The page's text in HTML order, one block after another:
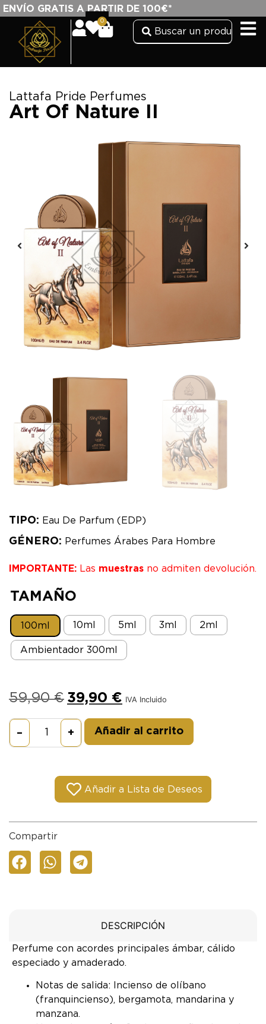
ENVÍO GRATIS A PARTIR DE 100€*
0
Lattafa Pride Perfumes
Art Of Nature II
TIPO: Eau De Parfum (EDP)
GÉNERO: Perfumes Árabes Para Hombre
IMPORTANTE: Las muestras no admiten devolución.
TAMAÑO
100ml 10ml 5ml 3ml 2ml
Ambientador 300ml
59,90€ 39,90 € IVA Incluido
– + Añadir al carrito
Añadir a Lista de Deseos
Compartir
DESCRIPCIÓN
Perfume con acordes principales ámbar, cálido
especiado y amaderado.
Notas de salida: Incienso de olíbano
(franquincienso), bergamota, mandarina y
manzana.